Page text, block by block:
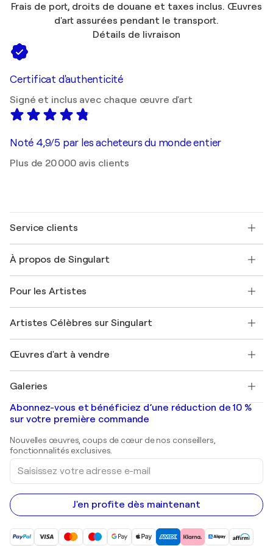
Frais de port, droits de douane et taxes inclus. Œuvres
d'art assurées pendant le transport.
Détails de livraison
Certificat d'authenticité
Signé et inclus avec chaque œuvre d'art
Noté 4,9/5 par les acheteurs du monde entier
Plus de 20 000 avis clients
Service clients
Expédition
Offrir une carte cadeau
Rejoignez notre programme commercial
Mon compte
+33 1 76 44 06 42
À propos de Singulart
FAQ
Magazine Singulart
Emplois
Découvrez une sélection d'art original
Pour les Artistes
Se connecter en tant qu'Artiste
Artistes Célèbres sur Singulart
Marc Chagall
Banksy
Mr. Brainwash
Shepard Fairey
Œuvres d'art à vendre
Tableaux abstraits à vendre
Peintures de paysage
Estampes
Peintures acryliques
Galeries
Galeries d'art en France
Galeries d'art en Belgique
Abonnez-vous et bénéficiez d’une réduction de 10 %
sur votre première commande
Nouvelles œuvres, coups de cœur de nos conseillers,
fonctionnalités exclusives.
Saisissez
votre
adresse
e-
mail
J'en profite dès maintenant